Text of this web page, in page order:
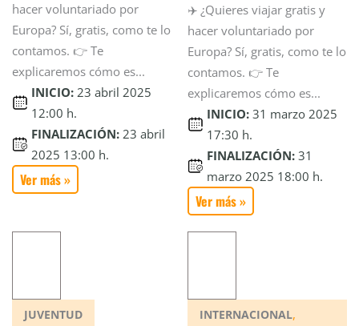
hacer voluntariado por
Europa? Sí, gratis, como te lo
contamos. 👉 Te
explicaremos cómo es...
INICIO: 23 abril 2025
12:00 h.
FINALIZACIÓN: 23 abril
2025 13:00 h.
Ver más »
✈️ ¿Quieres viajar gratis y
hacer voluntariado por
Europa? Sí, gratis, como te lo
contamos. 👉 Te
explicaremos cómo es...
INICIO: 31 marzo 2025
17:30 h.
FINALIZACIÓN: 31
marzo 2025 18:00 h.
Ver más »
JUVENTUD INTERNACIONAL,